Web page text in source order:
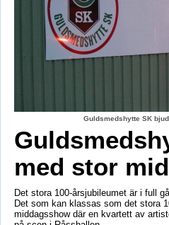
Guldsmedshytte SK
med stor
Det stora 100-årsjubileumet är i full
Det som kan klassas som det stora
middagsshow där en kvartett av